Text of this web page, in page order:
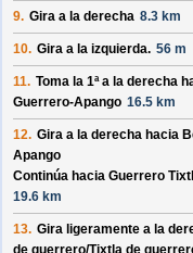
9. Gira a la derecha 8.3 km
10. Gira a la izquierda. 56 m
11. Toma la 1ª a la derecha
Guerrero-Apango 16.5 km
12. Gira a la derecha hacia
Apango
Continúa hacia Guerrero
19.6 km
13. Gira ligeramente a la